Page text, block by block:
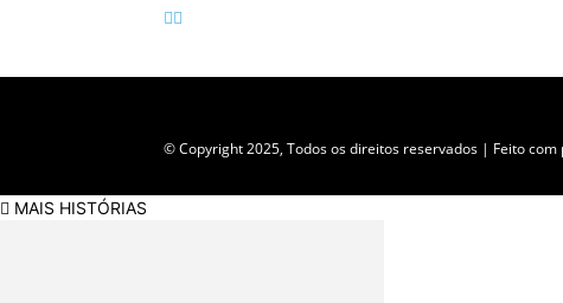
© Copyright 2025, Todos os direitos reservados | Feito com
MAIS HISTÓRIAS